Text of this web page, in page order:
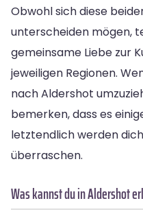
Obwohl sich diese
unterscheiden mögen,
gemeinsame Liebe zur
jeweiligen Regionen.
nach Aldershot
bemerken, dass es
letztendlich werden
überraschen.
Was kannst du in Aldershot